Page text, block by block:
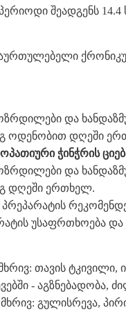
შეადგენს
და
ოდენობით დღეში
ჭინჭრის
და
დღეში ერთხელ.
პრეპარატის
უსაფრთხოება
თავის
- აგზნებადობა,
გულისრევა,